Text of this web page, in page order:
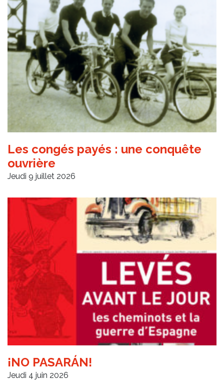
Les congés payés : une conquête
ouvrière
Jeudi 9 juillet 2026
¡NO PASARÁN!
Jeudi 4 juin 2026